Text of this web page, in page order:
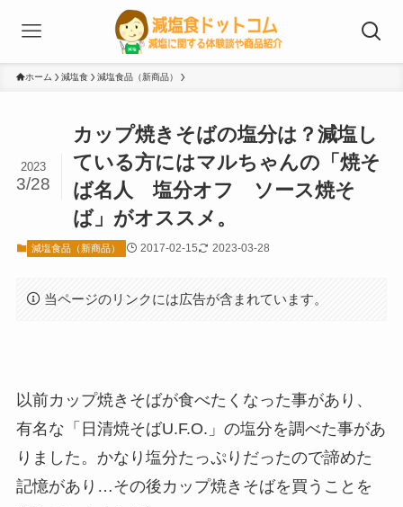
ホーム 減塩食 減塩食品（新商品）
カップ焼きそばの塩分は？減塩し
ている方にはマルちゃんの「焼そ
ば名人 塩分オフ ソース焼そ
ば」がオススメ。
2023
3/28
減塩食品（新商品） 2017-02-15 2023-03-28
当ページのリンクには広告が含まれています。
以前カップ焼きそばが食べたくなった事があり、
有名な「日清焼そばU.F.O.」の塩分を調べた事があ
りました。かなり塩分たっぷりだったので諦めた
記憶があり…その後カップ焼きそばを買うことを